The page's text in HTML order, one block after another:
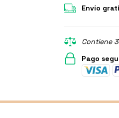
Envío
Contiene
Pago